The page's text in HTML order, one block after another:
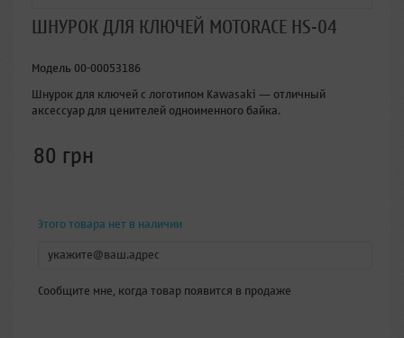
ШНУРОК ДЛЯ КЛЮЧЕЙ MOTORACE HS-04
Модель 00-00053186
Шнурок для ключей с логотипом Kawasaki — отличный
аксессуар для ценителей одноименного байка.
80 грн
Этого товара нет в наличии
Сообщите мне, когда товар появится в продаже